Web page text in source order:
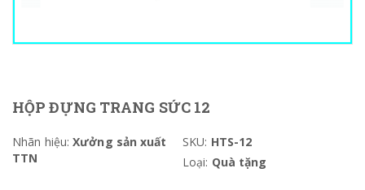
HỘP ĐỰNG TRANG SỨC 12
Nhãn hiệu: Xưởng sản xuất
TTN
SKU: HTS-12
Loại: Quà tặng